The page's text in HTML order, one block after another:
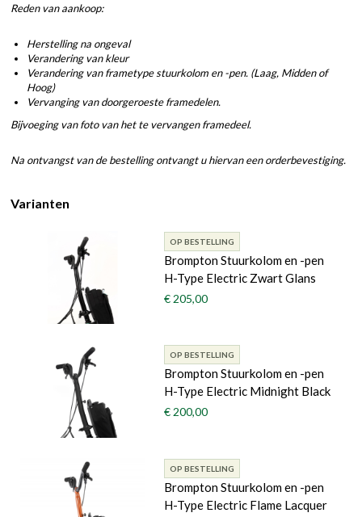
Reden van aankoop:
Herstelling na ongeval
Verandering van kleur
Verandering van frametype stuurkolom en -pen. (Laag, Midden of
Hoog)
Vervanging van doorgeroeste framedelen.
Bijvoeging van foto van het te vervangen framedeel.
Na ontvangst van de bestelling ontvangt u hiervan een orderbevestiging.
Varianten
OP BESTELLING
Brompton Stuurkolom en -pen
H-Type Electric Zwart Glans
€ 205,00
OP BESTELLING
Brompton Stuurkolom en -pen
H-Type Electric Midnight Black
€ 200,00
OP BESTELLING
Brompton Stuurkolom en -pen
H-Type Electric Flame Lacquer